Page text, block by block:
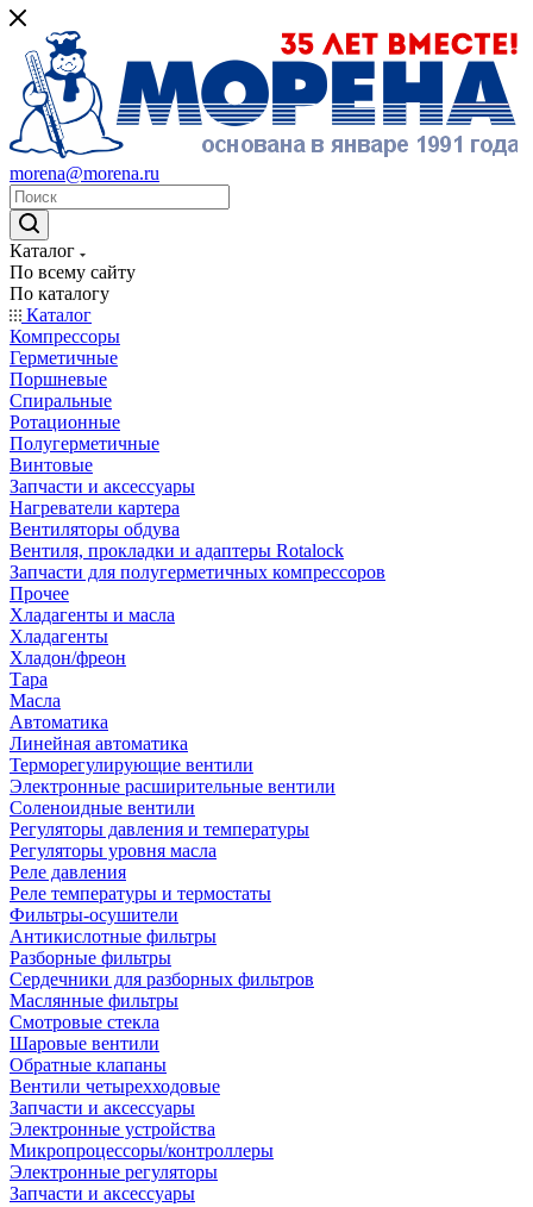
morena@morena.ru
Каталог
По всему сайту
По каталогу
Каталог
Компрессоры
Герметичные
Поршневые
Спиральные
Ротационные
Полугерметичные
Винтовые
Запчасти и аксессуары
Нагреватели картера
Вентиляторы обдува
Вентиля, прокладки и адаптеры Rotalock
Запчасти для полугерметичных компрессоров
Прочее
Хладагенты и масла
Хладагенты
Хладон/фреон
Тара
Масла
Автоматика
Линейная автоматика
Терморегулирующие вентили
Электронные расширительные вентили
Соленоидные вентили
Регуляторы давления и температуры
Регуляторы уровня масла
Реле давления
Реле температуры и термостаты
Фильтры-осушители
Антикислотные фильтры
Разборные фильтры
Сердечники для разборных фильтров
Маслянные фильтры
Смотровые стекла
Шаровые вентили
Обратные клапаны
Вентили четырехходовые
Запчасти и аксессуары
Электронные устройства
Микропроцессоры/контроллеры
Электронные регуляторы
Запчасти и аксессуары